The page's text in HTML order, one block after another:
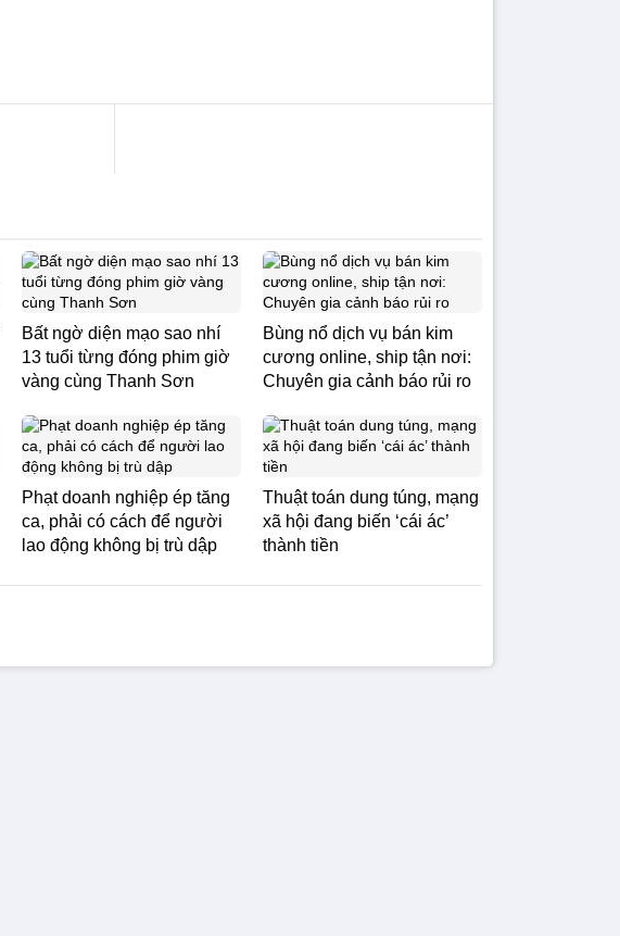
Bất ngờ diện mạo sao nhí
13 tuổi từng đóng phim giờ
vàng cùng Thanh Sơn
Bùng nổ dịch vụ bán kim
cương online, ship tận nơi:
Chuyên gia cảnh báo rủi ro
Phạt doanh nghiệp ép tăng
ca, phải có cách để người
lao động không bị trù dập
Thuật toán dung túng, mạng
xã hội đang biến ‘cái ác’
thành tiền